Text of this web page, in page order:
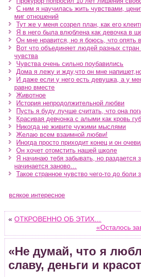
С ним я научилась жить чувствами,
миг отношений
Тут же у меня созрел план, как его
Я в него была влюблена как девочка в
Он мне нравится, но я боюсь, что опять
Вот что объединяет людей разных
чувства
Чувства очень сильно поубавились
Дома я лежу и жду,что он мне
И даже если у него есть девушка, а у
равно вместе
Животное
История непродолжительной любви
Пусть я буду лучше считать, что она
Красивая девчонка с алыми как кровь
Никогда не живите чужими мыслями
Желаю всем взаимной любви!
Иногда просто приходит конец и он
Он хочет отомстить нашей школе
Я начинаю тебя забывать, но раздается
начинается заново…
Такое странное чувство чего-то до боли
всякое интересное
«ОТКРОВЕННО ОБ ЭТИХ…
«Осталось
«Не думай, что я
славу, деньги и